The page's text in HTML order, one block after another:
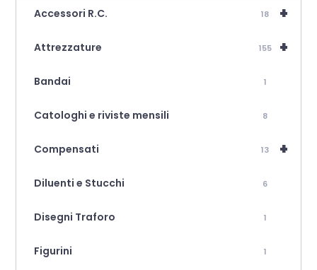
+
Accessori R.C. 18
+
Attrezzature 155
Bandai 1
Catologhi e riviste mensili 8
+
Compensati 13
Diluenti e Stucchi 6
Disegni Traforo 1
Figurini 1